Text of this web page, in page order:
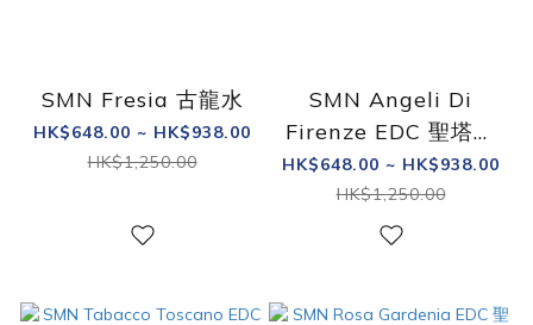
SMN Fresia 古龍水
HK$648.00 ~ HK$938.00
HK$1,250.00
SMN Angeli Di
Firenze EDC 聖塔瑪
利亞諾維拉 佛羅倫斯
天使古龍水 50/100ml
HK$648.00 ~ HK$938.00
HK$1,250.00